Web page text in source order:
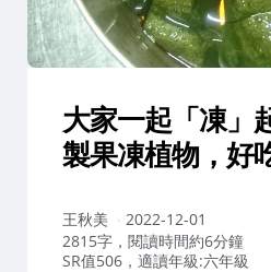
大家一起「凍」
製果凍植物，好
作
者：
王秋美
2022-12-01
2815字，閱讀時間約6分鐘
SR值506，適讀年級:六年級